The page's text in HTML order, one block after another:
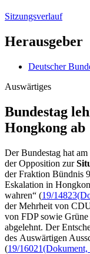
Sitzungsverlauf
Herausgeber
Deutscher
Auswärtiges
Bundestag
Hongkong ab
Der Bundestag hat am
der Opposition zur
der Fraktion Bündnis
Eskalation in
wahren“ (19/14823
der Mehrheit von
von FDP sowie
abgelehnt. Der
des Auswärtigen
(19/16021(Dokument,